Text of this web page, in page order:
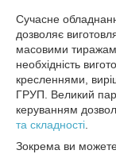
Сучасне
дозволяє
масовими
необхідність
кресленнями,
ГРУП. Великий
керуванням
та складності
Зокрема ви